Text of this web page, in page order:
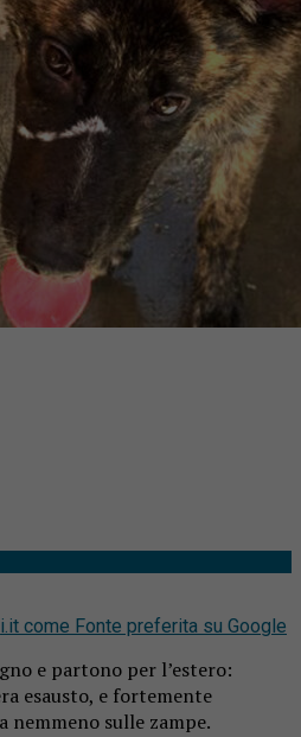
come Fonte preferita su Google
e partono per l’estero:
esausto, e fortemente
nemmeno sulle zampe.